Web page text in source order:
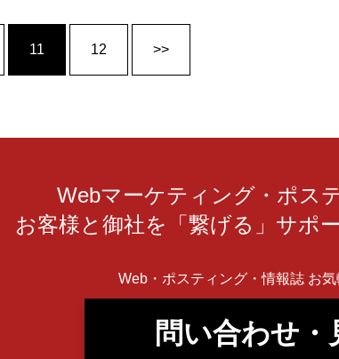
11 12 >>
Webマーケティング・ポス
お客様と御社を「繋げる」サポ
Web・ポスティング・情報誌 お気
問い合わせ・